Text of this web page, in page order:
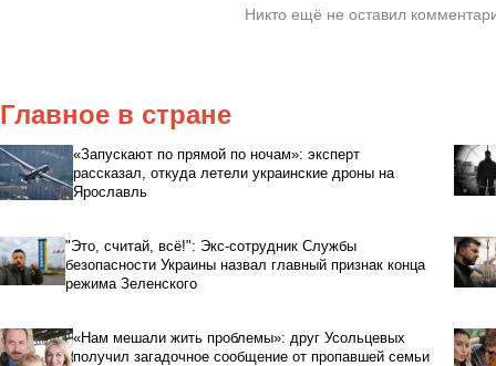
Никто ещё не оставил
Главное в стране
«Запускают по прямой по ночам»: эксперт
рассказал, откуда летели украинские дроны на
Ярославль
"Это, считай, всё!": Экс-сотрудник Службы
безопасности Украины назвал главный признак конца
режима Зеленского
«Нам мешали жить проблемы»: друг Усольцевых
получил загадочное сообщение от пропавшей семьи